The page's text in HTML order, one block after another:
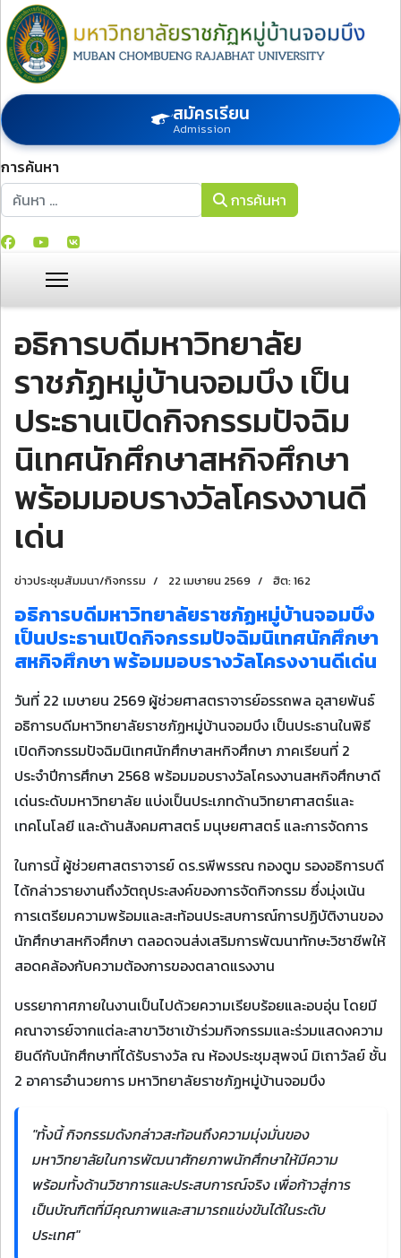
สมัครเรียน
Admission
การค้นหา
การค้นหา
การค้นหา
อธิการบดีมหาวิทยาลัย
ราชภัฏหมู่บ้านจอมบึง เป็น
ประธานเปิดกิจกรรมปัจฉิม
นิเทศนักศึกษาสหกิจศึกษา
พร้อมมอบรางวัลโครงงานดี
เด่น
ข่าวประชุมสัมมนา/กิจกรรม 22 เมษายน 2569 ฮิต: 162
อธิการบดีมหาวิทยาลัยราชภัฏหมู่บ้านจอมบึง
เป็นประธานเปิดกิจกรรมปัจฉิมนิเทศนักศึกษา
สหกิจศึกษา พร้อมมอบรางวัลโครงงานดีเด่น
วันที่ 22 เมษายน 2569 ผู้ช่วยศาสตราจารย์อรรถพล อุสายพันธ์
อธิการบดีมหาวิทยาลัยราชภัฏหมู่บ้านจอมบึง เป็นประธานในพิธี
เปิดกิจกรรมปัจฉิมนิเทศนักศึกษาสหกิจศึกษา ภาคเรียนที่ 2
ประจำปีการศึกษา 2568 พร้อมมอบรางวัลโครงงานสหกิจศึกษาดี
เด่นระดับมหาวิทยาลัย แบ่งเป็นประเภทด้านวิทยาศาสตร์และ
เทคโนโลยี และด้านสังคมศาสตร์ มนุษยศาสตร์ และการจัดการ
ในการนี้ ผู้ช่วยศาสตราจารย์ ดร.รพีพรรณ กองตูม รองอธิการบดี
ได้กล่าวรายงานถึงวัตถุประสงค์ของการจัดกิจกรรม ซึ่งมุ่งเน้น
การเตรียมความพร้อมและสะท้อนประสบการณ์การปฏิบัติงานของ
นักศึกษาสหกิจศึกษา ตลอดจนส่งเสริมการพัฒนาทักษะวิชาชีพให้
สอดคล้องกับความต้องการของตลาดแรงงาน
บรรยากาศภายในงานเป็นไปด้วยความเรียบร้อยและอบอุ่น โดยมี
คณาจารย์จากแต่ละสาขาวิชาเข้าร่วมกิจกรรมและร่วมแสดงความ
ยินดีกับนักศึกษาที่ได้รับรางวัล ณ ห้องประชุมสุพจน์ มิเถาวัลย์ ชั้น
2 อาคารอำนวยการ มหาวิทยาลัยราชภัฏหมู่บ้านจอมบึง
"ทั้งนี้ กิจกรรมดังกล่าวสะท้อนถึงความมุ่งมั่นของ
มหาวิทยาลัยในการพัฒนาศักยภาพนักศึกษาให้มีความ
พร้อมทั้งด้านวิชาการและประสบการณ์จริง เพื่อก้าวสู่การ
เป็นบัณฑิตที่มีคุณภาพและสามารถแข่งขันได้ในระดับ
ประเทศ"